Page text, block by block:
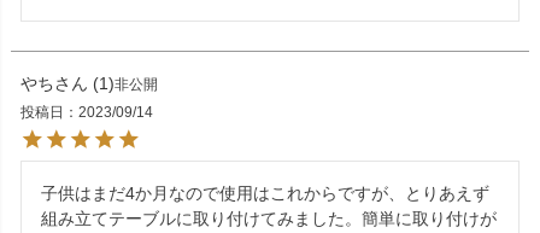
やち 1 非公開
投稿日
2023/09/14
子供はまだ4か月なので使用はこれからですが、とりあえず
組み立てテーブルに取り付けてみました。簡単に取り付けが